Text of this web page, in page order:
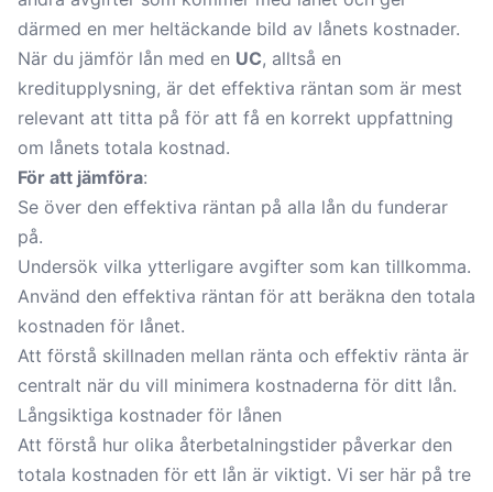
därmed en mer heltäckande bild av lånets kostnader.
När du jämför lån med en UC, alltså en
kreditupplysning, är det effektiva räntan som är mest
relevant att titta på för att få en korrekt uppfattning
om lånets totala kostnad.
För att jämföra:
Se över den effektiva räntan på alla lån du funderar
på.
Undersök vilka ytterligare avgifter som kan tillkomma.
Använd den effektiva räntan för att beräkna den totala
kostnaden för lånet.
Att förstå skillnaden mellan ränta och effektiv ränta är
centralt när du vill minimera kostnaderna för ditt lån.
Långsiktiga kostnader för lånen
Att förstå hur olika återbetalningstider påverkar den
totala kostnaden för ett lån är viktigt. Vi ser här på tre